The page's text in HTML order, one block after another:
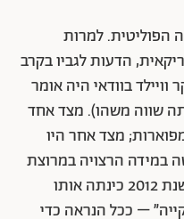
הפוליטית. למרות
הדעות לגביו בקרב
בוודאי היה אומר
שווה משהו). מצד אחד
מצד אחר היו
במידה הרצויה במרוצת
השנים. בהתנצחות מתוקשרת בשנת 2012 כינתה אותו
– ככל הנראה כדי